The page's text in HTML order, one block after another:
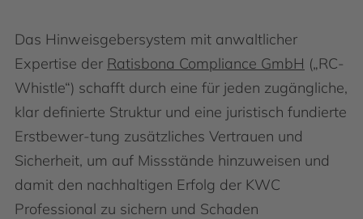
Das Hinweisgebersystem mit anwaltlicher
Expertise der Ratisbona Compliance GmbH („RC-
Whistle“) schafft durch eine für jeden zugängliche,
klar definierte Struktur und eine juristisch fundierte
Erstbewer-tung zusätzliches Vertrauen und
Sicherheit, um auf Missstände hinzuweisen und
damit den nachhaltigen Erfolg der KWC
Professional zu sichern und Schaden